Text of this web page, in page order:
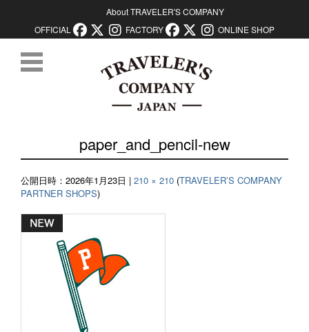
About TRAVELER'S COMPANY
OFFICIAL
FACTORY ONLINE SHOP
paper_and_pencil-new
公開日時： 2026年1月23日 | 210 × 210 (TRAVELER’S COMPANY
PARTNER SHOPS)